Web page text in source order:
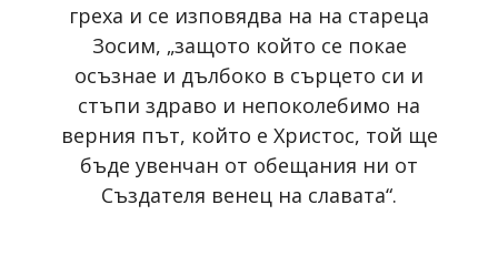
греха и се изповядва на на стареца
Зосим, „защото който се покае
осъзнае и дълбоко в сърцето си и
стъпи здраво и непоколебимо на
верния път, който е Христос, той ще
бъде увенчан от обещания ни от
Създателя венец на славата“.